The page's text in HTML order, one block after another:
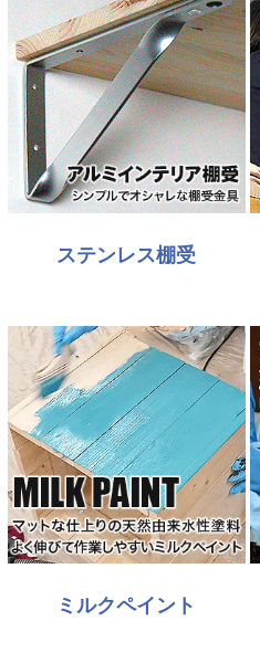
ステンレス棚受
ミルクペイント